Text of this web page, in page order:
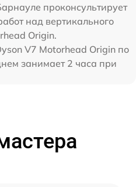
проконсультирует
над вертикального
Origin.
V7 Motorhead Origin по
занимает 2 часа при